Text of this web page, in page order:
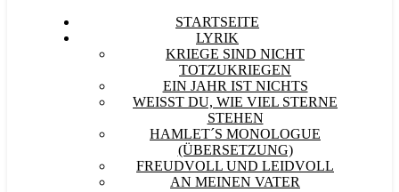
STARTSEITE
LYRIK
KRIEGE SIND NICHT
TOTZUKRIEGEN
EIN JAHR IST NICHTS
WEISST DU, WIE VIEL STERNE S
TEHEN
HAMLET´S MONOLOGUE
(ÜBERSETZUNG)
FREUDVOLL UND LEIDVOLL
AN MEINEN VATER